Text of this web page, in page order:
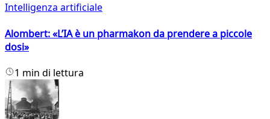
Intelligenza artificiale
Alombert: «L’IA è un pharmakon da prendere a piccole
dosi»
1 min di lettura